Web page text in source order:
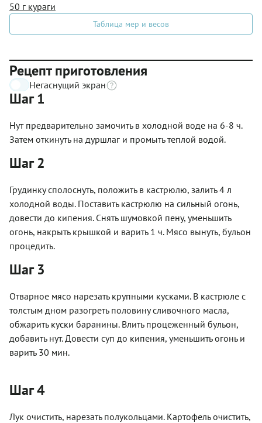
50 г кураги
Таблица мер и весов
Рецепт приготовления
Негаснущий экран
Шаг 1
Нут предварительно замочить в холодной воде на 6-8 ч.
Затем откинуть на дуршлаг и промыть теплой водой.
Шаг 2
Грудинку сполоснуть, положить в кастрюлю, залить 4 л
холодной воды. Поставить кастрюлю на сильный огонь,
довести до кипения. Снять шумовкой пену, уменьшить
огонь, накрыть крышкой и варить 1 ч. Мясо вынуть, бульон
процедить.
Шаг 3
Отварное мясо нарезать крупными кусками. В кастрюле с
толстым дном разогреть половину сливочного масла,
обжарить куски баранины. Влить процеженный бульон,
добавить нут. Довести суп до кипения, уменьшить огонь и
варить 30 мин.
Шаг 4
Лук очистить, нарезать полукольцами. Картофель очистить,